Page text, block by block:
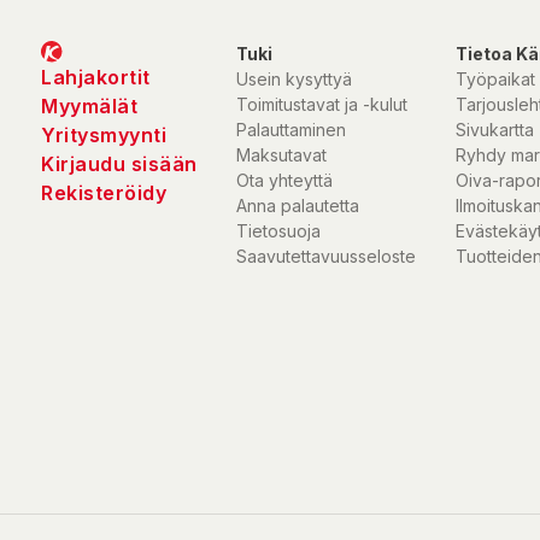
kylskåpets övre kant.
Pålitlig
Batteritändning
Hög kvalitet
Kan placeras under arbetsytan
Inbyggt frysfack
Översta manöverbrytare
Lahjakortit
Myymälät
Yritysmyynti
Kirjaudu sisään
Rekisteröidy
Tuki
Usein kysyttyä
Toimitustavat ja -kulut
Palauttaminen
Maksutavat
Ota yhteyttä
Anna palautetta
Tietosuoja
Saavutettavuusseloste
Tietoa
Työpaikat
Sivukartta
Ryhdy
Oiva-